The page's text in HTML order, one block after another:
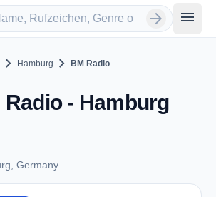
arrow_forward menu
chevron_right Hamburg chevron_right BM Radio
Radio - Hamburg
Germany